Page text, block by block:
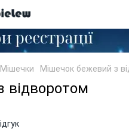
Мішечки Мішечок бежевий з
відворотом